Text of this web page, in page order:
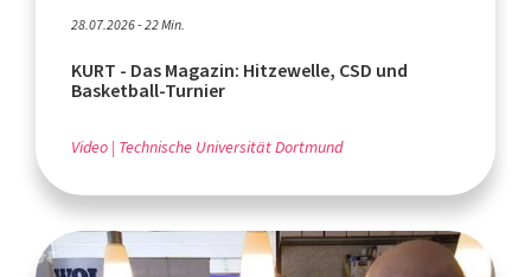
28.07.2026 - 22 Min.
KURT - Das Magazin: Hitzewelle, CSD und
Basketball-Turnier
Video Technische Universität Dortmund